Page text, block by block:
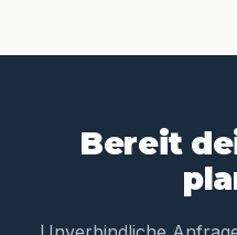
Bereit